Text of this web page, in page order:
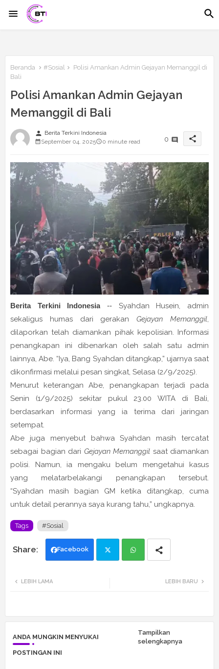
Beranda #Sosial
Polisi Amankan Admin Gejayan Memanggil di
Bali
Polisi Amankan Admin Gejayan
Memanggil di Bali
person Berita Terkini Indonesia
September 04, 2025
0 minute read 0 share
Berita Terkini Indonesia -- Syahdan Husein, admin
sekaligus humas dari gerakanGejayan Memanggil,
dilaporkan telah diamankan pihak kepolisian. Informasi
penangkapan ini dibenarkan oleh salah satu admin
lainnya, Abe. “Iya, Bang Syahdan ditangkap,” ujarnya saat
dikonfirmasi melalui pesan singkat, Selasa (2/9/2025).
Menurut keterangan Abe, penangkapan terjadi pada
Senin (1/9/2025) sekitar pukul 23.00 WITA di Bali,
berdasarkan informasi yang ia terima dari jaringan
setempat.
Abe juga menyebut bahwa Syahdan masih tercatat
sebagai bagian dari Gejayan Memanggil saat diamankan
polisi. Namun, ia mengaku belum mengetahui kasus
yang melatarbelakangi penangkapan tersebut.
“Syahdan masih bagian GM ketika ditangkap, cuma
untuk detail perannya saya kurang tahu,” ungkapnya.
Tags #Sosial
Facebook
LEBIH BARU
LEBIH LAMA
ANDA MUNGKIN MENYUKAI
POSTINGAN INI
Tampilkan
selengkapnya